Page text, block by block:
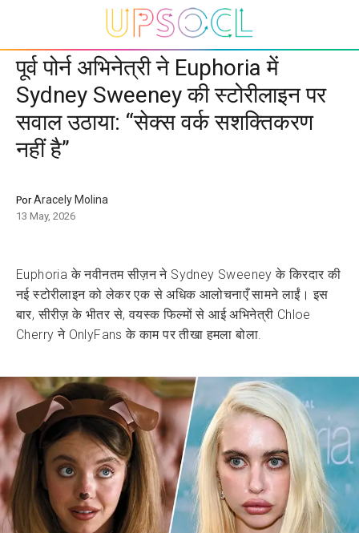
पूर्व पोर्न अभिनेत्री ने Euphoria में
Sydney Sweeney की स्टोरीलाइन पर
सवाल उठाया: “सेक्स वर्क सशक्तिकरण
नहीं है”
PorAracely Molina
13 May, 2026
Euphoria के नवीनतम सीज़न ने Sydney Sweeney के किरदार की
नई स्टोरीलाइन को लेकर एक से अधिक आलोचनाएँ सामने लाईं। इस
बार, सीरीज़ के भीतर से, वयस्क फिल्मों से आई अभिनेत्री Chloe
Cherry ने OnlyFans के काम पर तीखा हमला बोला.